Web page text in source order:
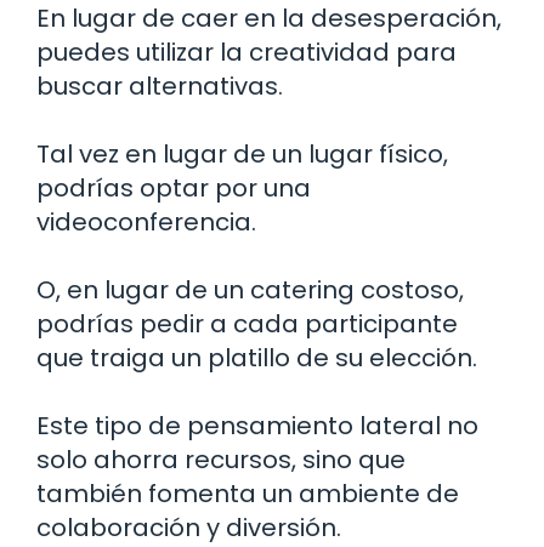
En lugar de caer en la desesperación,
puedes utilizar la creatividad para
buscar alternativas.
Tal vez en lugar de un lugar físico,
podrías optar por una
videoconferencia.
O, en lugar de un catering costoso,
podrías pedir a cada participante
que traiga un platillo de su elección.
Este tipo de pensamiento lateral no
solo ahorra recursos, sino que
también fomenta un ambiente de
colaboración y diversión.